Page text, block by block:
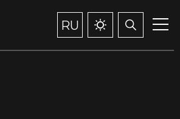
RU